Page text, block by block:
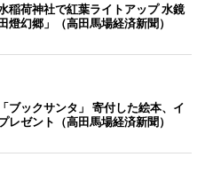
稲荷神社で紅葉ライトアップ 水鏡
燈幻郷」（高田馬場経済新聞）
ブックサンタ」 寄付した絵本、イ
レゼント（高田馬場経済新聞）